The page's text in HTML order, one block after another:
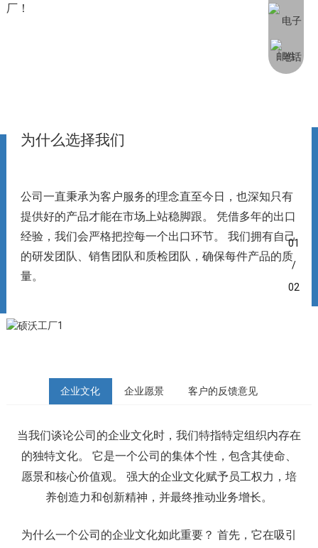
厂！
为什么选择我们
公司一直秉承为客户服务的理念直至今日，也深知只有
提供好的产品才能在市场上站稳脚跟。 凭借多年的出口
经验，我们会严格把控每一个出口环节。 我们拥有自己
的研发团队、销售团队和质检团队，确保每件产品的质
量。
01
/
02
企业文化 企业愿景 客户的反馈意见
当我们谈论公司的企业文化时，我们特指特定组织内存在
的独特文化。 它是一个公司的集体个性，包含其使命、
愿景和核心价值观。 强大的企业文化赋予员工权力，培
养创造力和创新精神，并最终推动业务增长。
为什么一个公司的企业文化如此重要？ 首先，它在吸引